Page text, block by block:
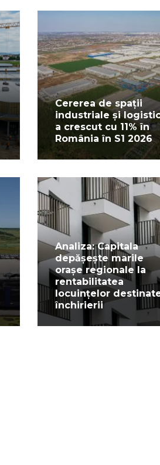
Cererea de spații
industriale și
a crescut cu 11% în
România în S1 2026
Analiza: Capitala
depășește marile
orașe regionale la
rentabilitatea
locuințelor
închirierii